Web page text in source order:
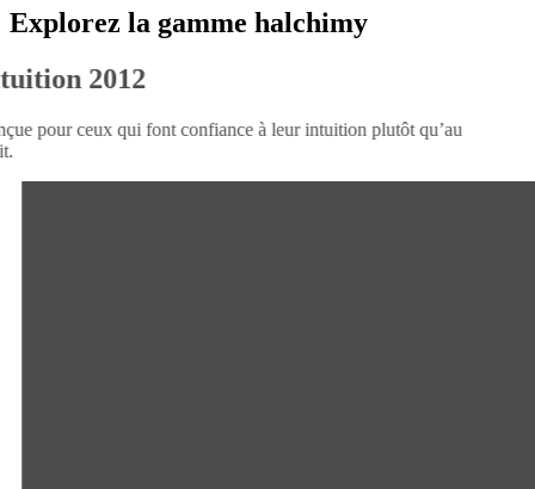
Explorez la gamme halchimy
Intuition 2012
Conçue pour ceux qui font confiance à leur intuition plutôt qu’au
bruit.